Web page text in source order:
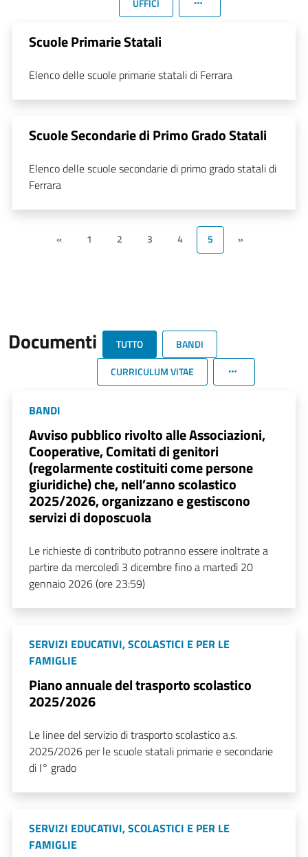
Scuole Primarie Statali
Elenco delle scuole primarie statali di Ferrara
Scuole Secondarie di Primo Grado Statali
Elenco delle scuole secondarie di primo grado statali di
Ferrara
« 1 2 3 4 5 »
Documenti TUTTO
BANDI
CURRICULUM VITAE
BANDI
Avviso pubblico rivolto alle Associazioni,
Cooperative, Comitati di genitori
(regolarmente costituiti come persone
giuridiche) che, nell’anno scolastico
2025/2026, organizzano e gestiscono
servizi di doposcuola
Le richieste di contributo potranno essere inoltrate a
partire da mercoledì 3 dicembre fino a martedì 20
gennaio 2026 (ore 23:59)
SERVIZI EDUCATIVI, SCOLASTICI E PER LE
FAMIGLIE
Piano annuale del trasporto scolastico
2025/2026
Le linee del servizio di trasporto scolastico a.s.
2025/2026 per le scuole statali primarie e secondarie
di I° grado
SERVIZI EDUCATIVI, SCOLASTICI E PER LE
FAMIGLIE